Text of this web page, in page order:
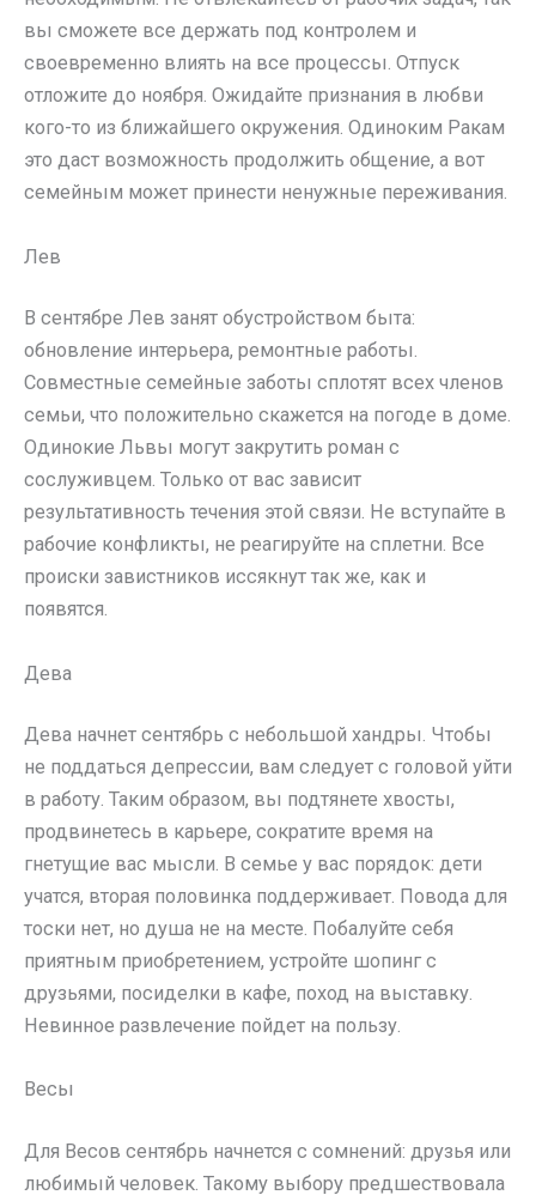
вы сможете все держать под контролем и
своевременно влиять на все процессы. Отпуск
отложите до ноября. Ожидайте признания в любви
кого-то из ближайшего окружения. Одиноким Ракам
это даст возможность продолжить общение, а вот
семейным может принести ненужные переживания.
Лев
В сентябре Лев занят обустройством быта:
обновление интерьера, ремонтные работы.
Совместные семейные заботы сплотят всех членов
семьи, что положительно скажется на погоде в доме.
Одинокие Львы могут закрутить роман с
сослуживцем. Только от вас зависит
результативность течения этой связи. Не вступайте в
рабочие конфликты, не реагируйте на сплетни. Все
происки завистников иссякнут так же, как и
появятся.
Дева
Дева начнет сентябрь с небольшой хандры. Чтобы
не поддаться депрессии, вам следует с головой уйти
в работу. Таким образом, вы подтянете хвосты,
продвинетесь в карьере, сократите время на
гнетущие вас мысли. В семье у вас порядок: дети
учатся, вторая половинка поддерживает. Повода для
тоски нет, но душа не на месте. Побалуйте себя
приятным приобретением, устройте шопинг с
друзьями, посиделки в кафе, поход на выставку.
Невинное развлечение пойдет на пользу.
Весы
Для Весов сентябрь начнется с сомнений: друзья или
любимый человек. Такому выбору предшествовала